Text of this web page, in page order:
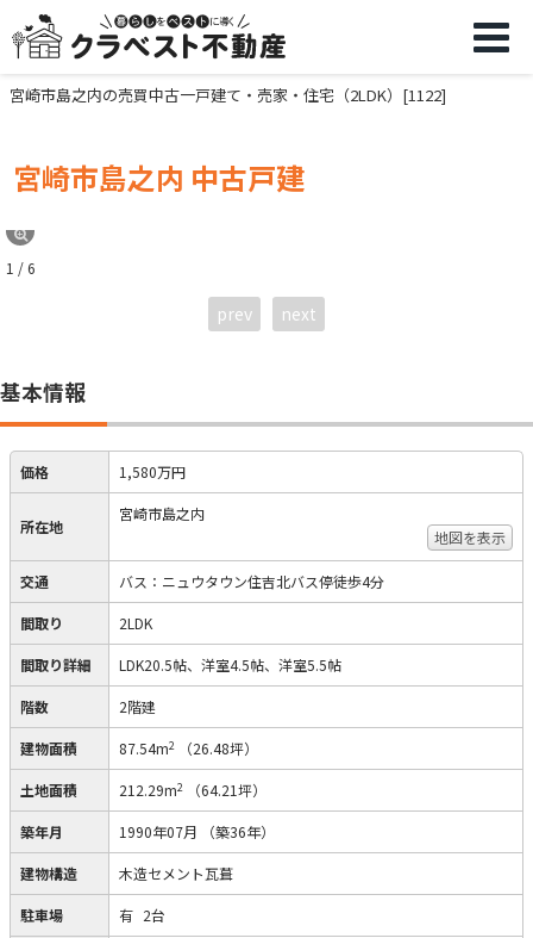
宮崎市島之内の売買中古一戸建て・売家・住宅（2LDK）[1122]
宮崎市島之内 中古戸建
1 / 6
prev next
基本情報
価格 1,580万円
所在地
宮崎市島之内
地図を表示
交通 バス：ニュウタウン住吉北バス停徒歩4分
間取り 2LDK
間取り詳細 LDK20.5帖、洋室4.5帖、洋室5.5帖
階数 2階建
建物面積 87.54m2 （26.48坪）
土地面積 212.29m2 （64.21坪）
築年月 1990年07月 （築36年）
建物構造 木造セメント瓦葺
駐車場 有 2台